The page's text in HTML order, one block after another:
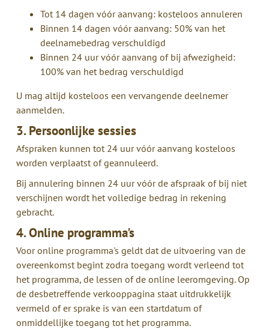
Tot 14 dagen vóór aanvang: kosteloos annuleren
Binnen 14 dagen vóór aanvang: 50% van het
deelnamebedrag verschuldigd
Binnen 24 uur vóór aanvang of bij afwezigheid:
100% van het bedrag verschuldigd
U mag altijd kosteloos een vervangende deelnemer
aanmelden.
3. Persoonlijke sessies
Afspraken kunnen tot 24 uur vóór aanvang kosteloos
worden verplaatst of geannuleerd.
Bij annulering binnen 24 uur vóór de afspraak of bij niet
verschijnen wordt het volledige bedrag in rekening
gebracht.
4. Online programma's
Voor online programma's geldt dat de uitvoering van de
overeenkomst begint zodra toegang wordt verleend tot
het programma, de lessen of de online leeromgeving. Op
de desbetreffende verkooppagina staat uitdrukkelijk
vermeld of er sprake is van een startdatum of
onmiddellijke toegang tot het programma.